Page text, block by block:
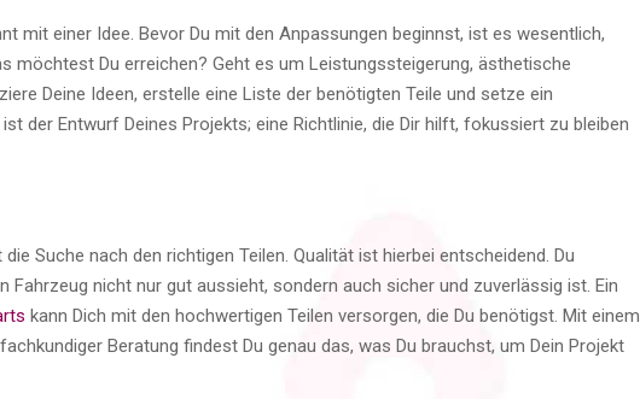
mit einer Idee. Bevor Du mit den Anpassungen beginnst, ist es wesentlich,
möchtest Du erreichen? Geht es um Leistungssteigerung, ästhetische
Deine Ideen, erstelle eine Liste der benötigten Teile und setze ein
der Entwurf Deines Projekts; eine Richtlinie, die Dir hilft, fokussiert zu bleiben
Suche nach den richtigen Teilen. Qualität ist hierbei entscheidend. Du
Fahrzeug nicht nur gut aussieht, sondern auch sicher und zuverlässig ist. Ein
kann Dich mit den hochwertigen Teilen versorgen, die Du benötigst. Mit einem
Beratung findest Du genau das, was Du brauchst, um Dein Projekt